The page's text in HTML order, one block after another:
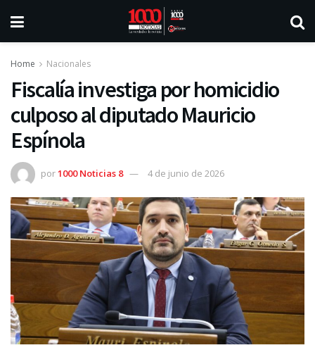
Home Nacionales
Fiscalía investiga por homicidio
culposo al diputado Mauricio
Espínola
por1000 Noticias 8 4 de junio de 2026